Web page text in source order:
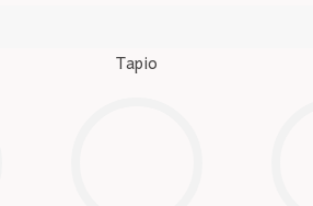
Tapio